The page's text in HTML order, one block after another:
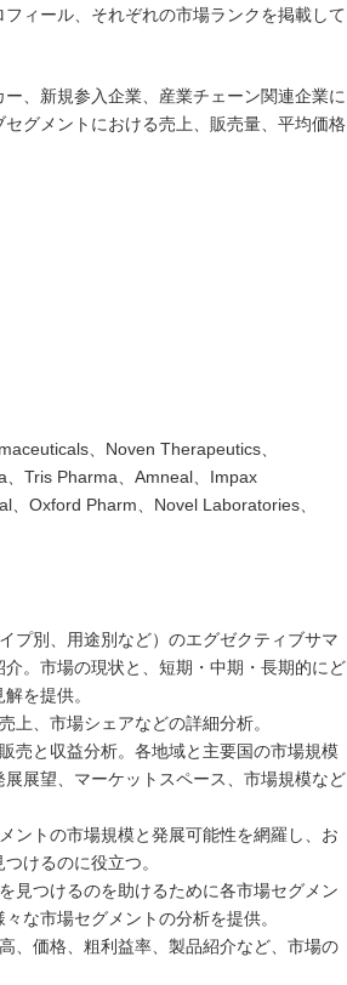
ィール、それぞれの市場ランクを掲載して
、新規参入企業、産業チェーン関連企業に
グメントにおける売上、販売量、平均価格
、Noven Therapeutics、
Tris Pharma、Amneal、Impax
Oxford Pharm、Novel Laboratories、
プ別、用途別など）のエグゼクティブサマ
。市場の現状と、短期・中期・長期的にど
を提供。
上、市場シェアなどの詳細分析。
売と収益分析。各地域と主要国の市場規模
展望、マーケットスペース、市場規模など
ントの市場規模と発展可能性を網羅し、お
けるのに役立つ。
見つけるのを助けるために各市場セグメン
な市場セグメントの分析を提供。
、価格、粗利益率、製品紹介など、市場の